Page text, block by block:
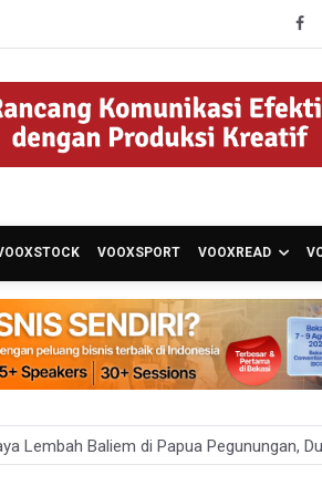
VOOXSPORT VOOXREAD
Lembah Baliem di Papua Pegunungan,